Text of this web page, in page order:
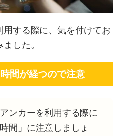
する際に、気を付けてお
した。
間が経つので注意
ンカーを利用する際に
間」に注意しましょ